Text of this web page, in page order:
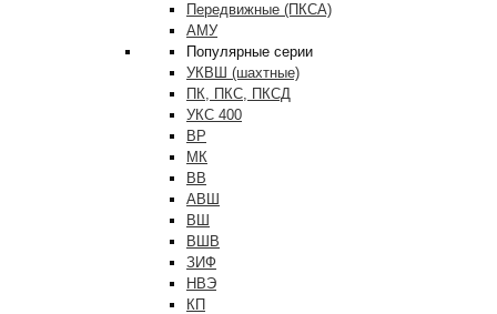
Передвижные (ПКСА)
АМУ
Популярные серии
УКВШ (шахтные)
ПК, ПКС, ПКСД
УКС 400
ВР
МК
ВВ
АВШ
ВШ
ВШВ
ЗИФ
НВЭ
КП